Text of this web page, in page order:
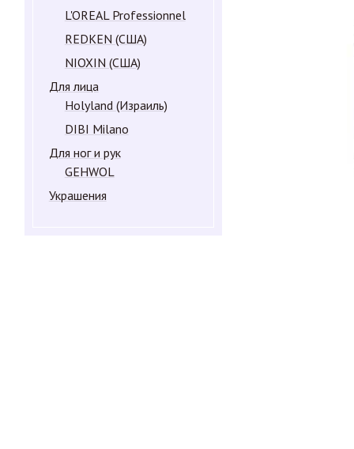
L'OREAL Professionnel
REDKEN (США)
NIOXIN (США)
Для лица
Holyland (Израиль)
DIBI Milano
Для ног и рук
GEHWOL
Украшения